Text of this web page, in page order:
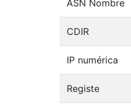
ASN Nombre
CDIR
IP numérica
Registe